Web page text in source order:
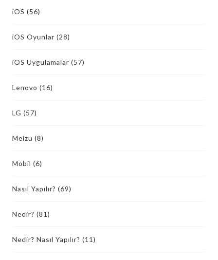
iOS (56)
iOS Oyunlar (28)
iOS Uygulamalar (57)
Lenovo (16)
LG (57)
Meizu (8)
Mobil (6)
Nasıl Yapılır? (69)
Nedir? (81)
Nedir? Nasıl Yapılır? (11)